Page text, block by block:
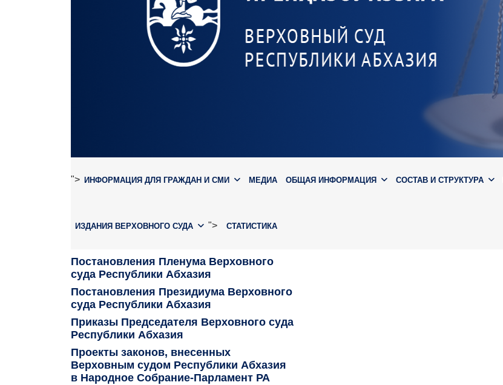
"> ИНФОРМАЦИЯ ДЛЯ ГРАЖДАН И СМИ МЕДИА ОБЩАЯ ИНФОРМАЦИЯ СОСТАВ И СТРУКТУРА
ИЗДАНИЯ ВЕРХОВНОГО СУДА "> СТАТИСТИКА
Постановления Пленума Верховного
суда Республики Абхазия
Постановления Президиума Верховного
суда Республики Абхазия
Приказы Председателя Верховного суда
Республики Абхазия
Проекты законов, внесенных
Верховным судом Республики Абхазия
в Народное Собрание-Парламент РА